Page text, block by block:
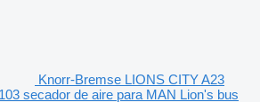
Knorr-Bremse LIONS CITY A23
secador de aire para MAN Lion's bus